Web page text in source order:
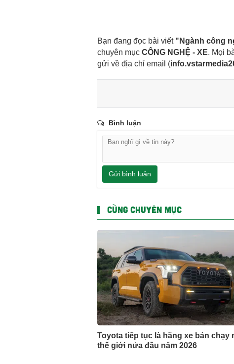
Bạn đang đọc bài viết "Ngành công
chuyên mục CÔNG NGHỆ - XE. Mọi
gửi về địa chỉ email (
Bình luận
Gửi bình luận
CÙNG CHUYÊN MỤC
Toyota tiếp tục là hãng xe bán chạy
thế giới nửa đầu năm 2026